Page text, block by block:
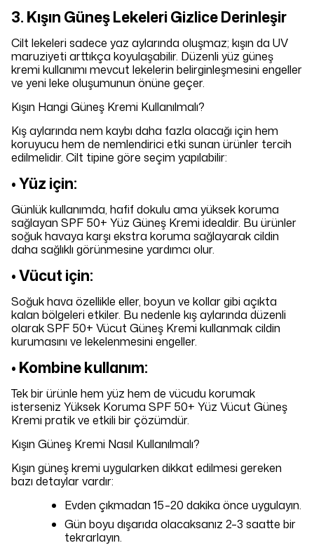
3. Kışın Güneş Lekeleri Gizlice Derinleşir
Cilt lekeleri sadece yaz aylarında oluşmaz; kışın da UV
maruziyeti arttıkça koyulaşabilir. Düzenli yüz güneş
kremi kullanımı mevcut lekelerin belirginleşmesini engeller
ve yeni leke oluşumunun önüne geçer.
Kışın Hangi Güneş Kremi Kullanılmalı?
Kış aylarında nem kaybı daha fazla olacağı için hem
koruyucu hem de nemlendirici etki sunan ürünler tercih
edilmelidir. Cilt tipine göre seçim yapılabilir:
• Yüz için:
Günlük kullanımda, hafif dokulu ama yüksek koruma
sağlayan SPF 50+ Yüz Güneş Kremi idealdir. Bu ürünler
soğuk havaya karşı ekstra koruma sağlayarak cildin
daha sağlıklı görünmesine yardımcı olur.
• Vücut için:
Soğuk hava özellikle eller, boyun ve kollar gibi açıkta
kalan bölgeleri etkiler. Bu nedenle kış aylarında düzenli
olarak SPF 50+ Vücut Güneş Kremi kullanmak cildin
kurumasını ve lekelenmesini engeller.
• Kombine kullanım:
Tek bir ürünle hem yüz hem de vücudu korumak
isterseniz Yüksek Koruma SPF 50+ Yüz Vücut Güneş
Kremi pratik ve etkili bir çözümdür.
Kışın Güneş Kremi Nasıl Kullanılmalı?
Kışın güneş kremi uygularken dikkat edilmesi gereken
bazı detaylar vardır:
Evden çıkmadan 15–20 dakika önce uygulayın.
Gün boyu dışarıda olacaksanız 2–3 saatte bir
tekrarlayın.